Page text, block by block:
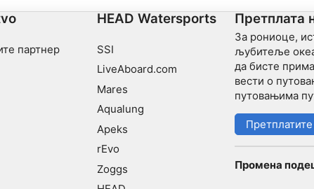
партнер
HEAD Watersports
SSI
LiveAboard.com
Mares
Aqualung
Apeks
rEvo
Zoggs
Претплата
За рониоце,
љубитеље
да бисте
вести о
путовањима
Промена